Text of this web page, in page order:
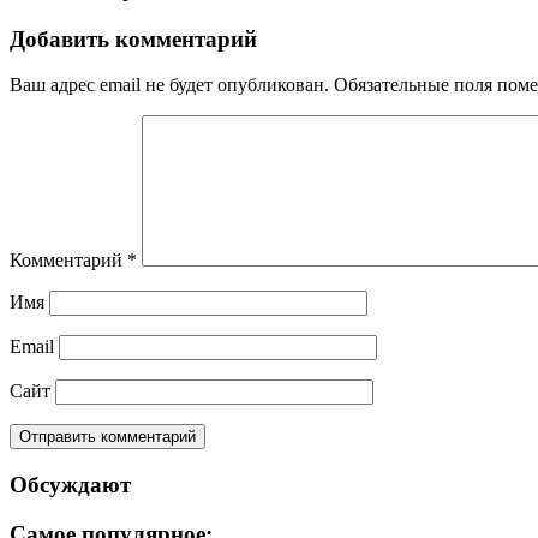
Добавить комментарий
Ваш адрес email не будет опубликован. Обязательные поля
Комментарий *
Имя
Email
Сайт
Обсуждают